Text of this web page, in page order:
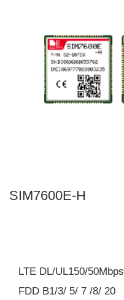
SIM7600E-H
LTE DL/UL150/50Mbps
FDD B1/3/ 5/ 7 /8/ 20